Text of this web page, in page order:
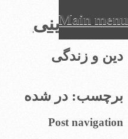
عرفان دینی
دین و زندگی
Main menu
to
content
برچسب: در شده
Post navigation